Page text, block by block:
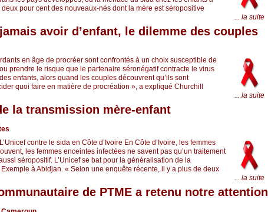
pour cent des nouveaux-nés dont la mère est séropositive
... la suite
avoir d’enfant, le dilemme des couples
en âge de procréer sont confrontés à un choix susceptible de
prendre le risque que le partenaire séronégatif contracte le virus
enfants, alors quand les couples découvrent qu’ils sont
quoi faire en matière de procréation », a expliqué Churchill
... la suite
la transmission mère-enfant
contre le sida en Côte d’Ivoire En Côte d’Ivoire, les femmes
les femmes enceintes infectées ne savent pas qu’un traitement
séropositif. L’Unicef se bat pour la généralisation de la
à Abidjan. « Selon une enquête récente, il y a plus de deux
... la suite
de PTME a retenu notre attention